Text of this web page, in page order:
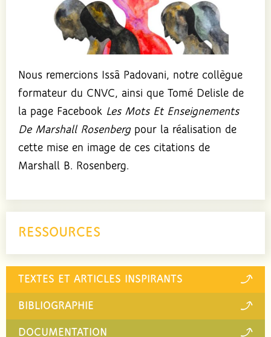
Nous remercions Issâ Padovani, notre collègue
formateur du CNVC, ainsi que Tomé Delisle de
la page Facebook Les Mots Et Enseignements
De Marshall Rosenbergpour la réalisation de
cette mise en image de ces citations de
Marshall B. Rosenberg.
RESSOURCES
TEXTES ET ARTICLES INSPIRANTS
BIBLIOGRAPHIE
DOCUMENTATION